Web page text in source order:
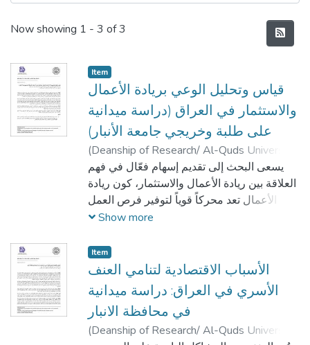
Recent Submissions
Now showing 1 - 3 of 3
Item
قياس وتحليل الوعي بريادة الأعمال
والاستثمار في العراق (دراسة ميدانية
على طلبة وخريجي جامعة الأنبار)
(Deanship of Research/ Al-Quds University,
2024-04-01)سبأ اسماعيل خليل عبد
الرحمن ;بلقيس اسماعيل خليل عبد الرحمن;
بلال محمد اسعد محمود
يسعى البحث إلى تقديم إسهام فعّال في فهم
العلاقة بين ريادة الأعمال والاستثمار، كون ريادة
الأعمال تعد محركاً قوياً لتوفير فرص العمل
بواسطة إطلاق المشاريع وتنميتها حيث يُنشئ
كما تعزز الريادة ليس فقط عدد الوظائف
المتاحة بل وجاذبية البيئة الاستثمارية، في
الابتكار والإبداع الذي يميز مشاريع رواد الأعمال
يسهم في جعل السوق أكثر جاذبية للمستثمرين
الراغبين في استثمار رؤى مستقبلية والمساهمة
في نمو الاقتصاد.
Show more
Item
الأسباب الاقتصادية لتنامي العنف
الأسري في العراق: دراسة ميدانية
في محافظة الانبار
(Deanship of Research/ Al-Quds University,